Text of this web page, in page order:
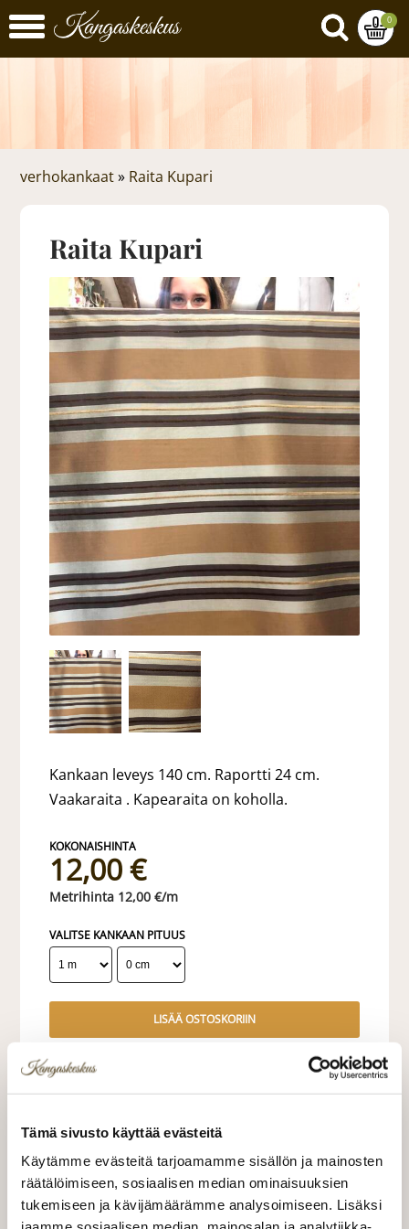
Tämä sivusto käyttää evästeitä
Käytämme evästeitä tarjoamamme sisällön ja mainosten
räätälöimiseen, sosiaalisen median ominaisuuksien
tukemiseen ja kävijämäärämme analysoimiseen. Lisäksi
0
verhokankaat » Raita Kupari
Raita Kupari
Kankaan leveys 140 cm. Raportti 24 cm.
Vaakaraita . Kapearaita on koholla.
12,00 €
12,00 €/m
VALITSE KANKAAN PITUUS
LISÄÄ OSTOSKORIIN
Valitse mukaan ompelupalvelu
(sis. työn ja tarvikkeet)
VERHOJEN MÄÄRÄ: